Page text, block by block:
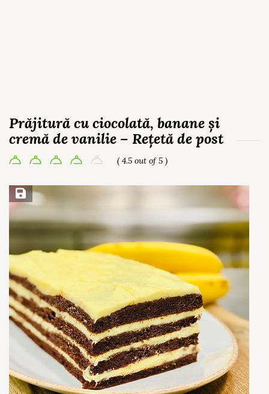
Prăjitură cu ciocolată, banane și
cremă de vanilie – Rețetă de post
( 4.5 out of 5 )
Save Recipe